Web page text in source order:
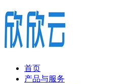
首页
产品与服务